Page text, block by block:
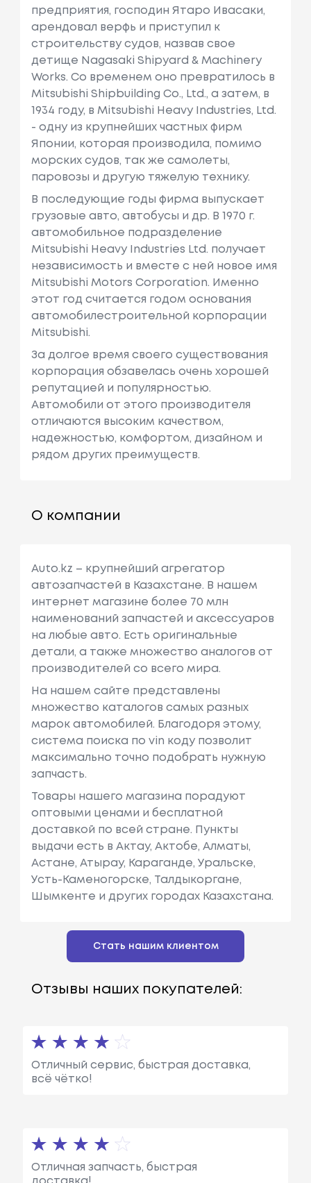
предприятия, господин Ятаро Ивасаки,
арендовал верфь и приступил к
строительству судов, назвав свое
детище Nagasaki Shipyard & Machinery
Works. Со временем оно превратилось в
Mitsubishi Shipbuilding Co., Ltd., а затем, в
1934 году, в Mitsubishi Heavy Industries, Ltd.
- одну из крупнейших частных фирм
Японии, которая производила, помимо
морских судов, так же самолеты,
паровозы и другую тяжелую технику.
В последующие годы фирма выпускает
грузовые авто, автобусы и др. В 1970 г.
автомобильное подразделение
Mitsubishi Heavy Industries Ltd. получает
независимость и вместе с ней новое имя
Mitsubishi Motors Corporation. Именно
этот год считается годом основания
автомобилестроительной корпорации
Mitsubishi.
За долгое время своего существования
корпорация обзавелась очень хорошей
репутацией и популярностью.
Автомобили от этого производителя
отличаются высоким качеством,
надежностью, комфортом, дизайном и
рядом других преимуществ.
О компании
Auto.kz – крупнейший агрегатор
автозапчастей в Казахстане. В нашем
интернет магазине более 70 млн
наименований запчастей и аксессуаров
на любые авто. Есть оригинальные
детали, а также множество аналогов от
производителей со всего мира.
На нашем сайте представлены
множество каталогов самых разных
марок автомобилей. Благодоря этому,
система поиска по vin коду позволит
максимально точно подобрать нужную
запчасть.
Товары нашего магазина порадуют
оптовыми ценами и бесплатной
доставкой по всей стране. Пункты
выдачи есть в Актау, Актобе, Алматы,
Астане, Атырау, Караганде, Уральске,
Усть-Каменогорске, Талдыкоргане,
Шымкенте и других городах Казахстана.
Стать нашим клиентом
Отзывы наших покупателей:
Отличный сервис, быстрая доставка,
всё чётко!
Отличная запчасть, быстрая